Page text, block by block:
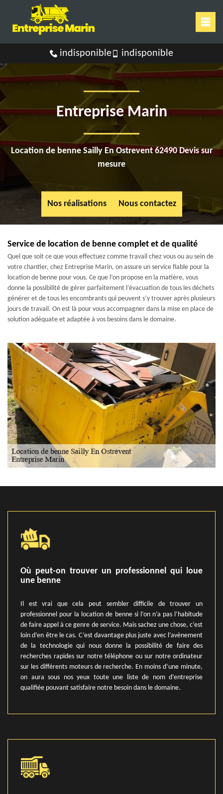
indisponible indisponible
Entreprise Marin
Location de benne Sailly En Ostrevent 62490 Devis sur
mesure
Nos réalisations Nous contactez
Service de location de benne complet et de qualité
Quel que soit ce que vous effectuez comme travail chez vous ou au sein de
votre chantier, chez Entreprise Marin, on assure un service fiable pour la
location de benne pour vous. Ce que l’on propose en la matière, vous
donne la possibilité de gérer parfaitement l’évacuation de tous les déchets
générer et de tous les encombrants qui peuvent s’y trouver après plusieurs
jours de travail. On est là pour vous accompagner dans la mise en place de
solution adéquate et adaptée à vos besoins dans le domaine.
Où peut-on trouver un professionnel qui loue
une benne
Il est vrai que cela peut sembler difficile de trouver un
professionnel pour la location de benne si l’on n’a pas l’habitude
de faire appel à ce genre de service. Mais sachez une chose, c’est
loin d’en être le cas. C’est davantage plus juste avec l’avènement
de la technologie qui nous donne la possibilité de faire des
recherches rapides sur notre téléphone ou sur notre ordinateur
sur les différents moteurs de recherche. En moins d’une minute,
on aura sous nos yeux toute une liste de nom d’entreprise
qualifiée pouvant satisfaire notre besoin dans le domaine.